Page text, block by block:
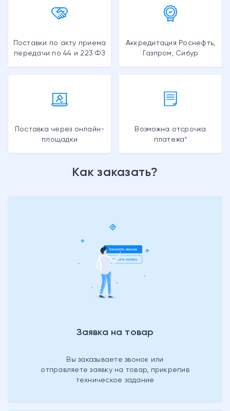
Поставки по акту приема
передачи по 44 и 223 ФЗ
Аккредитация Роснефть,
Газпром, Сибур
Поставка через онлайн-
площадки
Возможна отсрочка
платежа
Как заказать?
Заявка на товар
Вы заказываете звонок или
отправляете заявку на товар, прикрепив
техническое задание